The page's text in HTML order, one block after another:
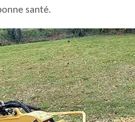
santé.